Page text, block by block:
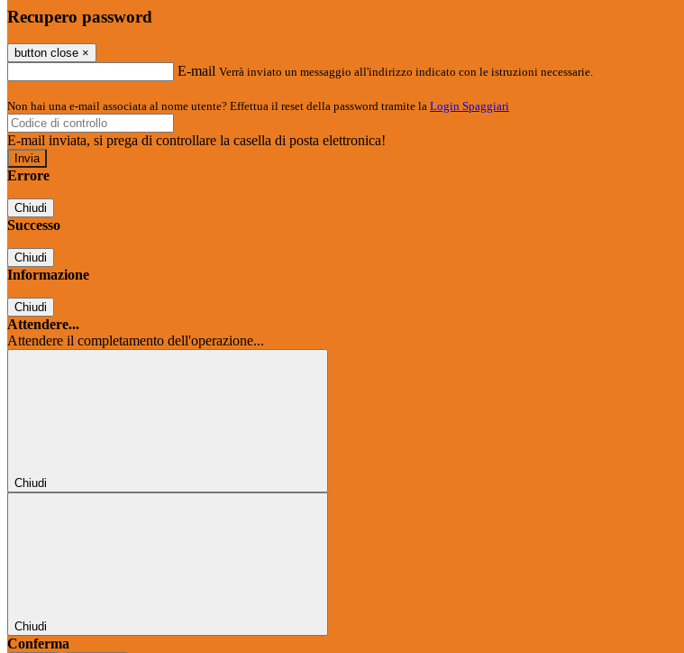
Recupero password
button close ×
E-mail Verrà inviato un messaggio all'indirizzo indicato con le istruzioni necessarie.
Non hai una e-mail associata al nome utente? Effettua il reset della password tramite la Login Spaggiari
E-mail inviata, si prega di controllare la casella di posta elettronica!
Errore
Chiudi
Successo
Chiudi
Informazione
Chiudi
Attendere...
Attendere il completamento dell'operazione...
Chiudi
Chiudi
Conferma